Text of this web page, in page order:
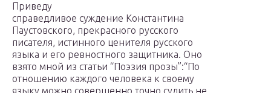
Приведу
справедливое суждение Константина
Паустовского, прекрасного русского
писателя, истинного ценителя русского
языка и его ревностного защитника. Оно
взято мной из статьи “Поэзия прозы”:“По
отношению каждого человека к своему
языку можно совершенно точно судить не